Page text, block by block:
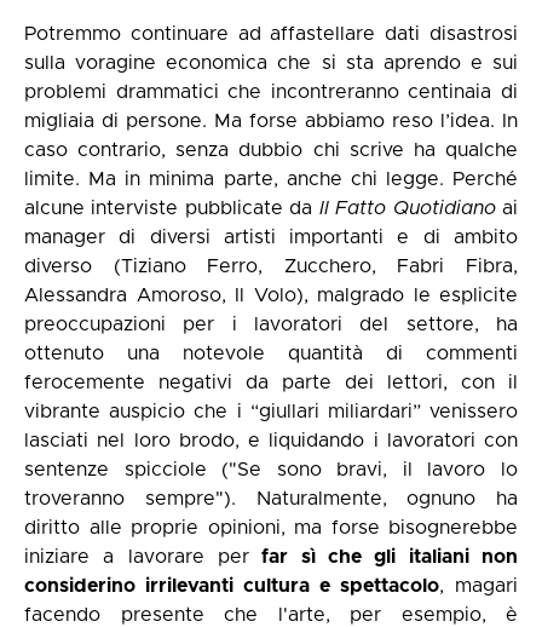
Potremmo continuare ad affastellare dati disastrosi
sulla voragine economica che si sta aprendo e sui
problemi drammatici che incontreranno centinaia di
migliaia di persone. Ma forse abbiamo reso l’idea. In
caso contrario, senza dubbio chi scrive ha qualche
limite. Ma in minima parte, anche chi legge. Perché
alcune interviste pubblicate da Il Fatto Quotidianoai
manager di diversi artisti importanti e di ambito
diverso (Tiziano Ferro, Zucchero, Fabri Fibra,
Alessandra Amoroso, Il Volo), malgrado le esplicite
preoccupazioni per i lavoratori del settore, ha
ottenuto una notevole quantità di commenti
ferocemente negativi da parte dei lettori, con il
vibrante auspicio che i “giullari miliardari” venissero
lasciati nel loro brodo, e liquidando i lavoratori con
sentenze spicciole ("Se sono bravi, il lavoro lo
troveranno sempre"). Naturalmente, ognuno ha
diritto alle proprie opinioni, ma forse bisognerebbe
iniziare a lavorare per far sì che gli italiani non
considerino irrilevanti cultura e spettacolo, magari
facendo presente che l'arte, per esempio, è